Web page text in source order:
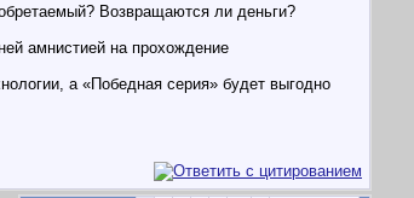
Возвращаются ли деньги?
амнистией на прохождение
а «Победная серия» будет выгодно